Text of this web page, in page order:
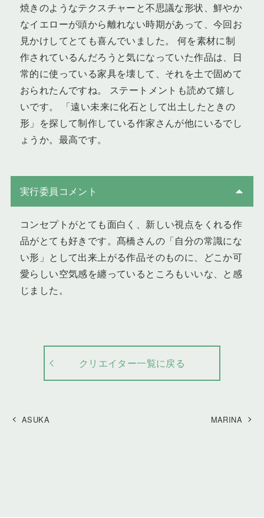
焼きのようなテクスチャーと不思議な形状、鮮やか
なイエローが頭から離れない時期があって、今回お
見かけしてとても喜んでいました。 何を素材に制
作されているんだろうと気になっていた作品は、日
常的に使っている家具を壊して、それを土で固めて
おられたんですね。 ステートメントも読めて嬉し
いです。 「遠い未来に化石として出土したときの
形」を探して制作している作家さんが他にいるでし
ょうか。最高です。
実行委員コメント
コンセプトがとても面白く、新しい視点をくれる作
品がとても好きです。髙橋さんの「自分の常識にな
い形」として出来上がる作品そのものに、どこか可
愛らしい空気感を纏っているところもいいな、と感
じました。
クリエイター一覧に戻る
ASUKA MARINA